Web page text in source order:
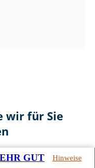
wir für Sie
GUT Hinweise